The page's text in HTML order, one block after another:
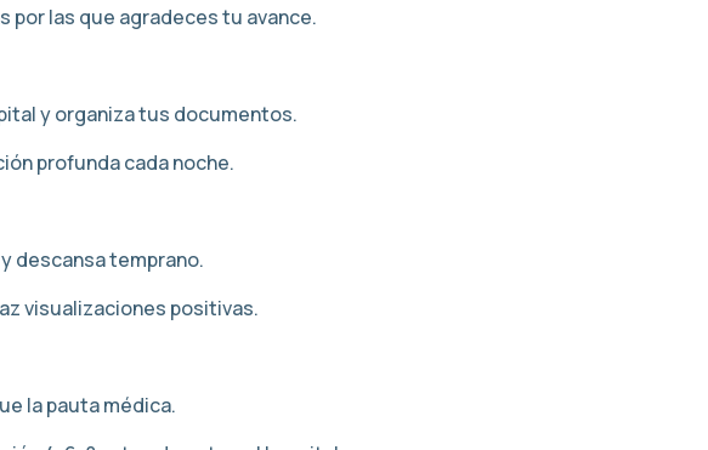
por las que agradeces tu avance.
y organiza tus documentos.
profunda cada noche.
descansa temprano.
visualizaciones positivas.
la pauta médica.